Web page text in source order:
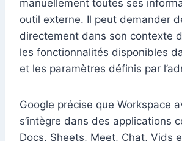
manuellement toutes ses
outil externe. Il peut demander
directement dans son contexte
les fonctionnalités disponibles
et les paramètres définis par
Google précise que Workspace
s’intègre dans des applications
Docs, Sheets, Meet, Chat, Vids